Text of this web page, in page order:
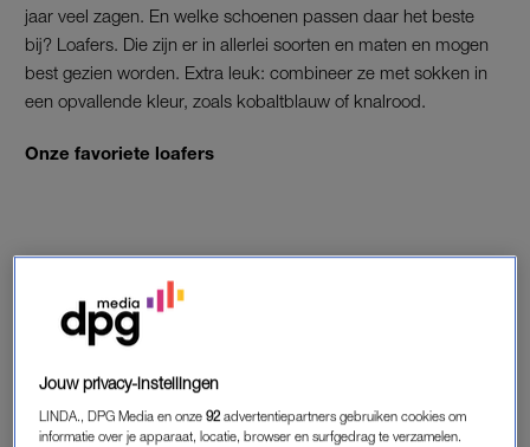
jaar veel zagen. En welke schoenen passen daar het beste
bij? Loafers. Die zijn er in allerlei soorten en maten en mogen
best gezien worden. Extra leuk: combineer ze met sokken in
een opvallende kleur, zoals kobaltblauw of knalrood.
Onze favoriete loafers
Jouw privacy-instellingen
LINDA., DPG Media en onze92 advertentiepartners gebruiken cookies om
informatie over je apparaat, locatie, browser en surfgedrag te verzamelen.